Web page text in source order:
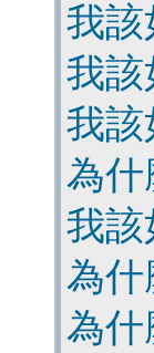
我該
我該
我該
為什
我該
為什
為什